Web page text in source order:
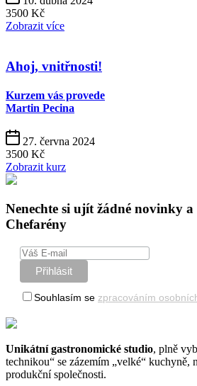
3500 Kč
Zobrazit více
Ahoj, vnitřnosti!
Kurzem vás provede
Martin Pecina
27. června 2024
3500 Kč
Zobrazit kurz
Nenechte si ujít žádné novinky a
Chefarény
Souhlasím se zpracováním
Unikátní gastronomické studio, plně
technikou“ se zázemím „velké“ kuchyně,
produkční společnosti.